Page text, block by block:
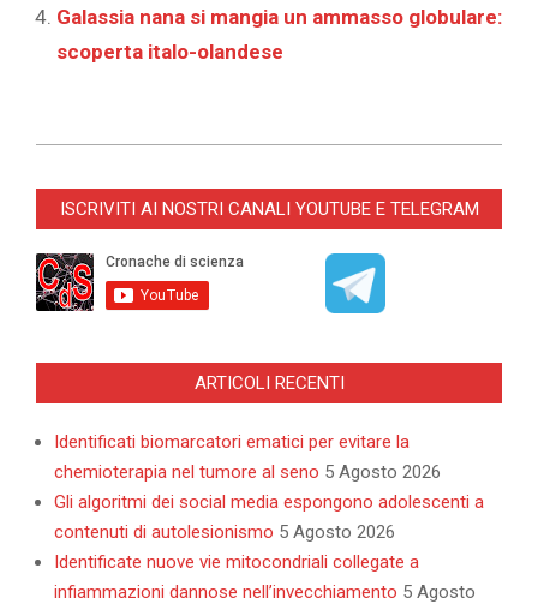
‎Galassia nana si mangia un ammasso globulare‎:
scoperta italo-olandese
03-
ISCRIVITI AI NOSTRI CANALI YOUTUBE E TELEGRAM
ARTICOLI RECENTI
Identificati biomarcatori ematici per evitare la
chemioterapia nel tumore al seno 5 Agosto 2026
Gli algoritmi dei social media espongono adolescenti a
contenuti di autolesionismo 5 Agosto 2026
Identificate nuove vie mitocondriali collegate a
infiammazioni dannose nell’invecchiamento 5 Agosto